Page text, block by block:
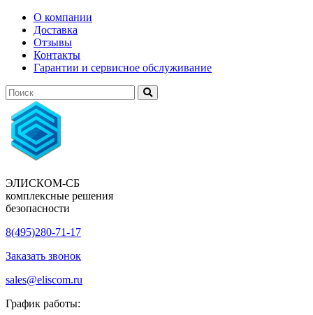
О компании
Доставка
Отзывы
Контакты
Гарантии и сервисное обслуживание
ЭЛИСКОМ-СБ
комплексные решения
безопасности
8(495)280-71-17
Заказать звонок
sales@eliscom.ru
График работы: